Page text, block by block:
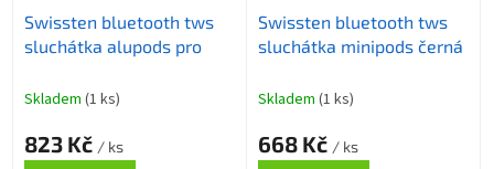
Swissten bluetooth tws
sluchátka alupods pro
Skladem (1 ks)
823 Kč / ks
Swissten bluetooth tws
sluchátka minipods černá
Skladem (1 ks)
668 Kč / ks